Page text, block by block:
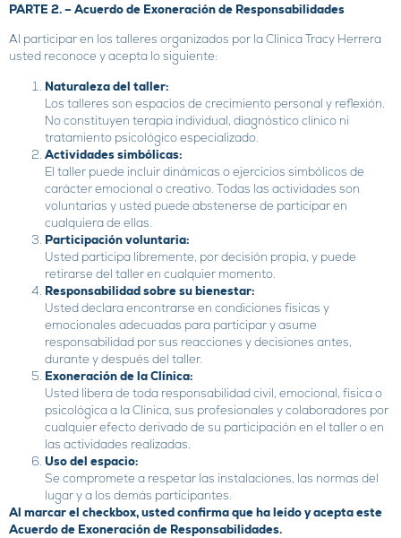
PARTE 2. –Acuerdo de Exoneración de Responsabilidades
Al participar en los talleres organizados por la Clínica Tracy Herrera
usted reconoce y acepta lo siguiente:
Naturaleza del taller:
Los talleres son espacios de crecimiento personal y reflexión.
No constituyen terapia individual, diagnóstico clínico ni
tratamiento psicológico especializado.
Actividades simbólicas:
El taller puede incluir dinámicas o ejercicios simbólicos de
carácter emocional o creativo. Todas las actividades son
voluntarias y usted puede abstenerse de participar en
cualquiera de ellas.
Participación voluntaria:
Usted participa libremente, por decisión propia, y puede
retirarse del taller en cualquier momento.
Responsabilidad sobre su bienestar:
Usted declara encontrarse en condiciones físicas y
emocionales adecuadas para participar y asume
responsabilidad por sus reacciones y decisiones antes,
durante y después del taller.
Exoneración de la Clínica:
Usted libera de toda responsabilidad civil, emocional, física o
psicológica a la Clínica, sus profesionales y colaboradores por
cualquier efecto derivado de su participación en el taller o en
las actividades realizadas.
Uso del espacio:
Se compromete a respetar las instalaciones, las normas del
lugar y a los demás participantes.
Al marcar el checkbox, usted confirma que ha leído y acepta este
Acuerdo de Exoneración de Responsabilidades.